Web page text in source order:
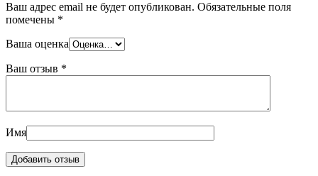
Ваш адрес email не будет опубликован. Обязательные поля
помечены *
Ваша оценка
Ваш отзыв *
Имя